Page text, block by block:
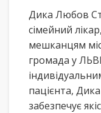
Дика Любов
сімейний
мешканцям
громада у
пацієнта,
забезпечує